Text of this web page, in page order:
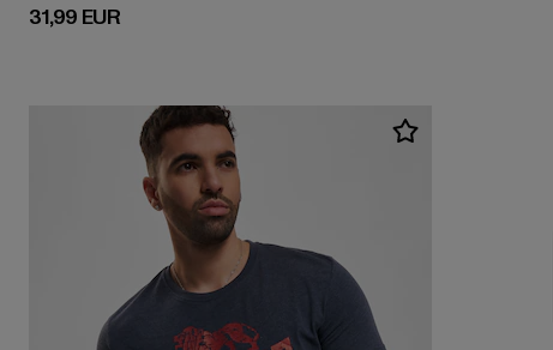
31,99 EUR
Ajankohtainen hinta: 31,99 EUR